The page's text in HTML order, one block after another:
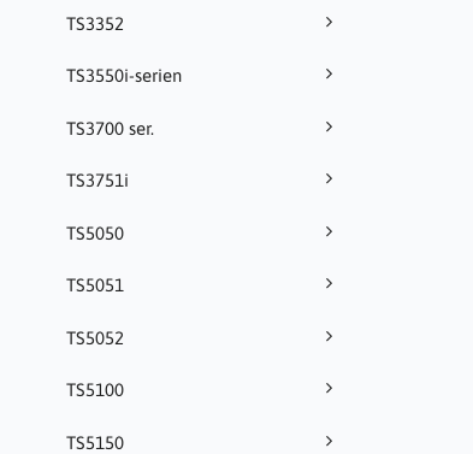
TS3352
TS3550i-serien
TS3700 ser.
TS3751i
TS5050
TS5051
TS5052
TS5100
TS5150